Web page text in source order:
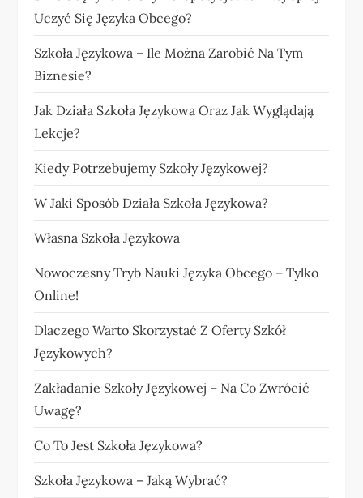
Uczyć Się Języka Obcego?
Szkoła Językowa – Ile Można Zarobić Na Tym
Biznesie?
Jak Działa Szkoła Językowa Oraz Jak Wyglądają
Lekcje?
Kiedy Potrzebujemy Szkoły Językowej?
W Jaki Sposób Działa Szkoła Językowa?
Własna Szkoła Językowa
Nowoczesny Tryb Nauki Języka Obcego – Tylko
Online!
Dlaczego Warto Skorzystać Z Oferty Szkół
Językowych?
Zakładanie Szkoły Językowej – Na Co Zwrócić
Uwagę?
Co To Jest Szkoła Językowa?
Szkoła Językowa – Jaką Wybrać?